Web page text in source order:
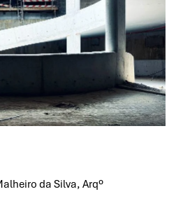
da Silva, Arqº